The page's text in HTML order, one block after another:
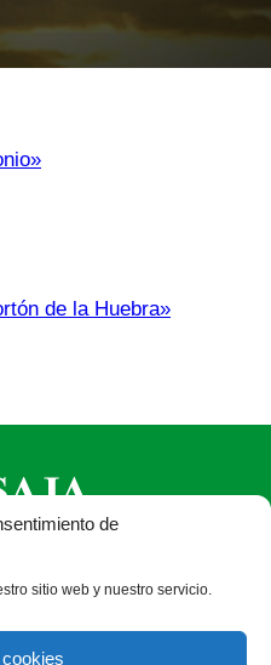
de
sitio web y nuestro servicio.
de la Huebra»
+34 983 472 350 ·